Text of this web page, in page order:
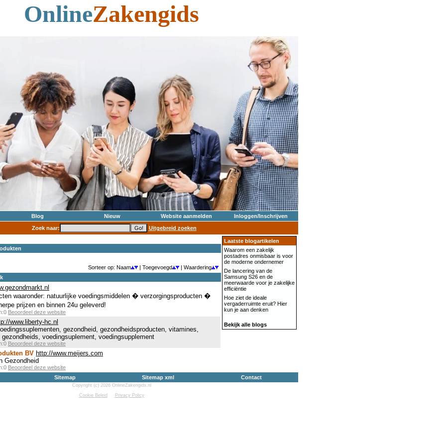
OnlineZakengids
Blog Nieuw Website aanmelden
Inloggen/Inschrijven
Zoek naar:
Uitgebreid zoeken
Sorteer op: Naam | Toegevoegd
| Waardering
waaronder: natuurlijke voedingsmiddelen � verzorgingsproducten �
prijzen en binnen 24u geleverd!
Beoordeel deze website
www.liberty-hc.nl
gezondheid, gezondheidsproducten, vitamines,
voedingsuplement, voedingsupplement
Beoordeel deze website
BV http://www.meijers.com
Gezondheid
Beoordeel deze website
Laatste blogartikelen
Waarom een zakelijk
postadres onmisbaar is voor
de moderne ondernemer
De lancering van de
Samsung S26 en de
meerwaarde voor je zakelijke
efficiëntie
Hoe ziet de ideale
vergaderruimte eruit? Hier
kun je aan denken
Bekijk alle blogs
Sitemap Sitemap xml Contact
Copyright (c) 2026 OnlineZakengids.nl
Cookie Beleid
Privacy Policy